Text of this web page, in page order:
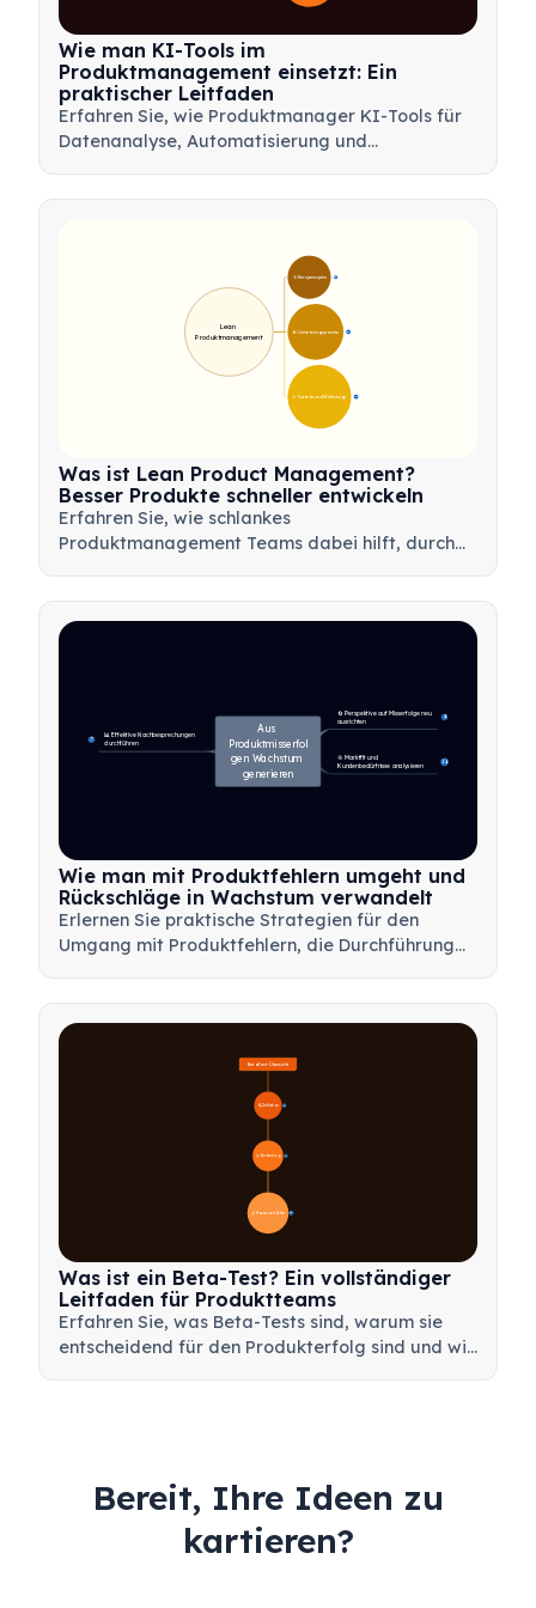
Wie man KI-Tools im
Produktmanagement einsetzt: Ein
praktischer Leitfaden
Erfahren Sie, wie Produktmanager KI-Tools für
Datenanalyse, Automatisierung und
🎯 Kernprinzipien
🛠️ Umsetzungsprozess
💡 Vorteile und Werkzeuge
Lean
Produktmanagement
Was ist Lean Product Management?
Besser Produkte schneller entwickeln
Erfahren Sie, wie schlankes
Produktmanagement Teams dabei hilft, durch
Wesentliche schneller Mehrwert zu liefern.
🔄 Perspektive auf Misserfolge neu
ausrichten
4
📊 Effektive Nachbesprechungen
durchführen
7
🎯 Marktfit und
Kundenbedürfnisse analysieren
14
Aus
Produktmisserfol
gen Wachstum
generieren
Wie man mit Produktfehlern umgeht und
Rückschläge in Wachstum verwandelt
Erlernen Sie praktische Strategien für den
Umgang mit Produktfehlern, die Durchführung
Lernmöglichkeiten für Ihr Team.
🔍 Definition 4
🎯 Bedeutung 7
📋 Prozess und Arten
Beta-Test-Übersicht
Was ist ein Beta-Test? Ein vollständiger
Leitfaden für Produktteams
Erfahren Sie, was Beta-Tests sind, warum sie
entscheidend für den Produkterfolg sind und wie
Bereit, Ihre Ideen zu
kartieren?